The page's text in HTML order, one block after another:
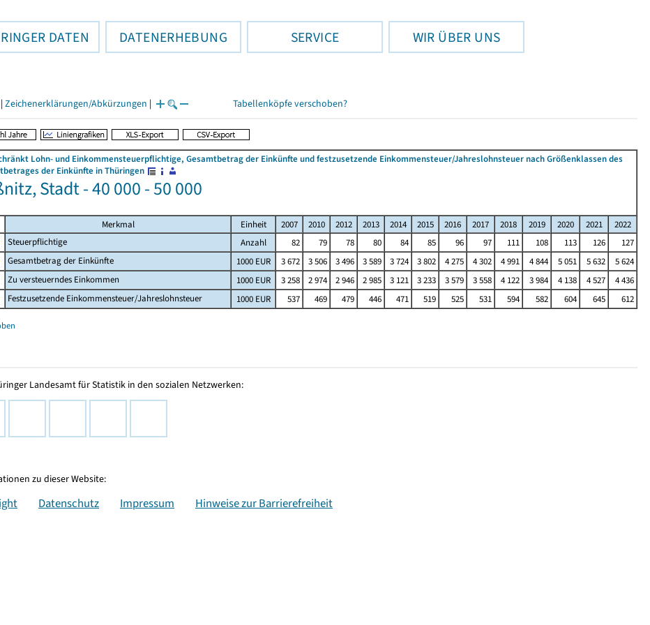
DATEN DATENERHEBUNG SERVICE WIR ÜBER UNS
| Zeichenerklärungen/Abkürzungen | Tabellenköpfe verschoben?
Lohn- und Einkommensteuerpflichtige, Gesamtbetrag der Einkünfte und festzusetzende Einkommensteuer/Jahreslohnsteuer nach Größenklassen des
der Einkünfte in Thüringen
Stadt - 40 000 - 50 000
Merkmal Einheit 2007 2010 2012 2013 2014 2015 2016 2017 2018 2019 2020 2021
2022
Steuerpflichtige
Anzahl 82 79 78 80 84 85 96 97 111 108 113 126
127
Gesamtbetrag der Einkünfte
1000 EUR 3 672 3 506 3 496 3 589 3 724 3 802 4 275 4 302 4 991 4 844 5 051 5 632
5 624
Zu versteuerndes Einkommen
1000 EUR 3 258 2 974 2 946 2 985 3 121 3 233 3 579 3 558 4 122 3 984 4 138 4 527
4 436
Festzusetzende Einkommensteuer/Jahreslohnsteuer
1000 EUR 537 469 479 446 471 519 525 531 594 582 604 645 612
Landesamt für Statistik in den sozialen Netzwerken:
zu dieser Website:
Datenschutz Impressum Hinweise zur Barrierefreiheit